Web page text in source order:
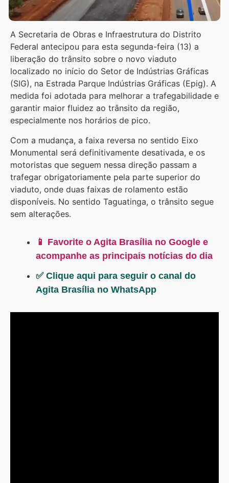
A Secretaria de Obras e Infraestrutura do Distrito
Federal antecipou para esta segunda-feira (13) a
liberação do trânsito sobre o novo viaduto
localizado no início do Setor de Indústrias Gráficas
(SIG), na Estrada Parque Indústrias Gráficas (Epig). A
medida foi adotada para melhorar a trafegabilidade e
garantir maior fluidez ao trânsito da região,
especialmente nos horários de pico.
Com a mudança, a faixa reversa no sentido Eixo
Monumental será definitivamente desativada, e os
motoristas que seguem nessa direção passam a
trafegar obrigatoriamente pela parte superior do
viaduto, onde duas faixas de rolamento estão
disponíveis. No sentido Taguatinga, o trânsito segue
sem alterações.
📱 Favorite o Agita Brasília no Google e
acompanhe as principais notícias do dia
✅ Clique aqui para seguir o canal do
Agita Brasília no WhatsApp